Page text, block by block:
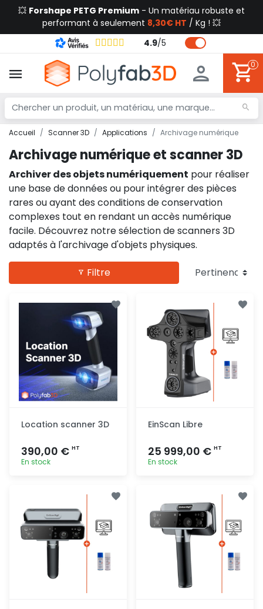
💥 Forshape PETG Premium - Un matériau robuste et
performant à seulement 8,30€ HT / Kg ! 💥
4.9/5
0
Accueil Scanner 3D Applications Archivage numérique
Archivage numérique et scanner 3D
Archiver des objets numériquement pour réaliser
une base de données ou pour intégrer des pièces
rares ou ayant des conditions de conservation
complexes tout en rendant un accès numérique
facile. Découvrez notre sélection de scanners 3D
adaptés à l'archivage d'objets physiques.
Filtre
Location scanner 3D
390,00 € HT
En stock
EinScan Libre
25 999,00 € HT
En stock